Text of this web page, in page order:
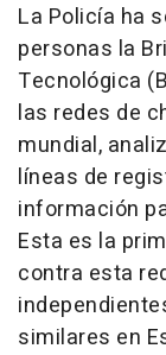
La Policía ha
personas la
Tecnológica
las redes de
mundial,
líneas de
información
Esta es la
contra esta
similares en